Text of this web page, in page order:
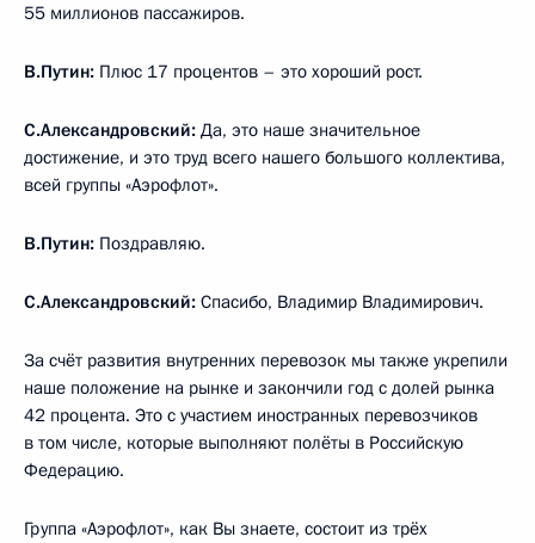
55 миллионов пассажиров.
В.Путин: Плюс 17 процентов – это хороший рост.
С.Александровский: Да, это наше значительное
достижение, и это труд всего нашего большого коллектива,
всей группы «Аэрофлот».
В.Путин: Поздравляю.
С.Александровский: Спасибо, Владимир Владимирович.
За счёт развития внутренних перевозок мы также укрепили
наше положение на рынке и закончили год с долей рынка
42 процента. Это с участием иностранных перевозчиков
в том числе, которые выполняют полёты в Российскую
Федерацию.
Группа «Аэрофлот», как Вы знаете, состоит из трёх